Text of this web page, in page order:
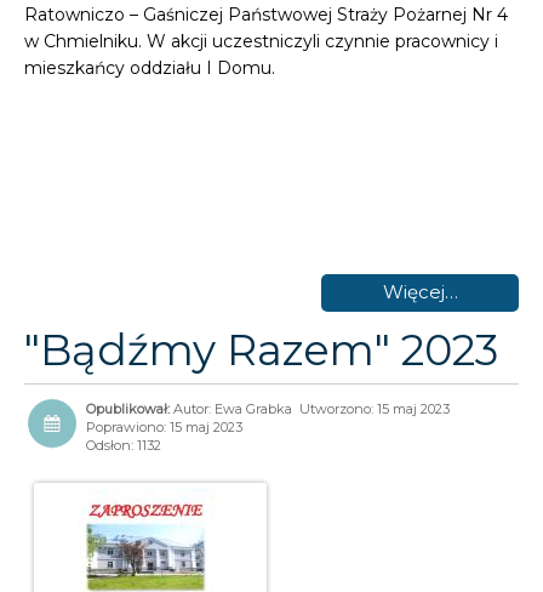
Ratowniczo – Gaśniczej Państwowej Straży Pożarnej Nr 4
w Chmielniku. W akcji uczestniczyli czynnie pracownicy i
mieszkańcy oddziału I Domu.
Więcej…
"Bądźmy Razem" 2023
Autor: Ewa Grabka Utworzono: 15 maj 2023
Poprawiono: 15 maj 2023
Odsłon: 1132